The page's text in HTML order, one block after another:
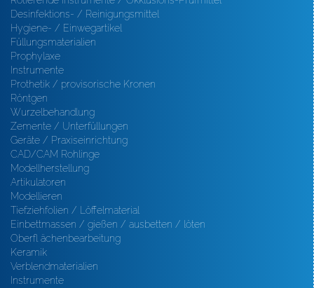
Desinfektions- / Reinigungsmittel
Hygiene- / Einwegartikel
Füllungsmaterialien
Prophylaxe
Instrumente
Prothetik / provisorische Kronen
Röntgen
Wurzelbehandlung
Zemente / Unterfüllungen
Geräte / Praxiseinrichtung
CAD/CAM Rohlinge
Modellherstellung
Artikulatoren
Modellieren
Tiefziehfolien / Löffelmaterial
Einbettmassen / gießen / ausbetten / löten
Oberfl ächenbearbeitung
Keramik
Verblendmaterialien
Instrumente